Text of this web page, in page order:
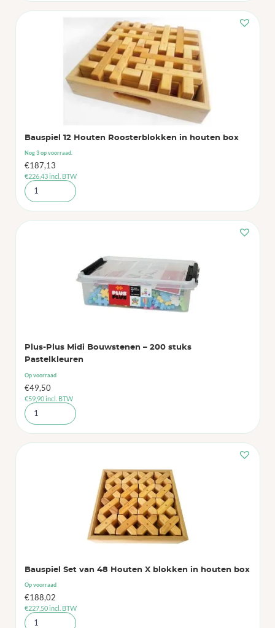
Bauspiel 12 Houten Roosterblokken in houten box
Nog 3 op voorraad.
€187,13
€226,43incl. BTW
Plus-Plus Midi Bouwstenen – 200 stuks
Pastelkleuren
Op voorraad
€49,50
€59,90incl. BTW
Bauspiel Set van 48 Houten X blokken in houten box
Op voorraad
€188,02
€227,50incl. BTW